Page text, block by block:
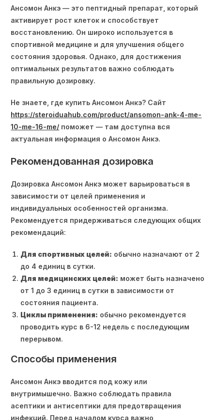
Ансомон Анкэ — это пептидный препарат, который
активирует рост клеток и способствует
восстановлению. Он широко используется в
спортивной медицине и для улучшения общего
состояния здоровья. Однако, для достижения
оптимальных результатов важно соблюдать
правильную дозировку.
Не знаете, где купить Ансомон Анкэ? Сайт
https://steroiduahub.com/product/ansomon-ank-4-me-
10-me-16-me/ поможет — там доступна вся
актуальная информация о Ансомон Анкэ.
Рекомендованная дозировка
Дозировка Ансомон Анкэ может варьироваться в
зависимости от целей применения и
индивидуальных особенностей организма.
Рекомендуется придерживаться следующих общих
рекомендаций:
Для спортивных целей: обычно назначают от 2
до 4 единиц в сутки.
Для медицинских целей: может быть назначено
от 1 до 3 единиц в сутки в зависимости от
состояния пациента.
Циклы применения: обычно рекомендуется
проводить курс в 6-12 недель с последующим
перерывом.
Способы применения
Ансомон Анкэ вводится под кожу или
внутримышечно. Важно соблюдать правила
асептики и антисептики для предотвращения
инфекций. Перед началом курса важно